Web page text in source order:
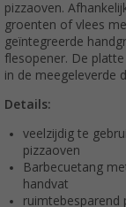
pizzaoven.
groenten of vlees
geïntegreerde
flesopener. De
in de meegeleverde
Details:
veelzijdig te
pizzaoven
Barbecuetang
handvat
ruimtebesparend